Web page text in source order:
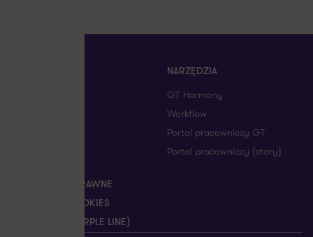
INFORMACJE PRAWNE
USTAWIENIA COOKIES
SYGNALIŚCI (PURPLE LINE)
NARZĘDZIA
GT Harmony
Workflow
Portal pracowniczy GT
Portal pracowniczy (stary)